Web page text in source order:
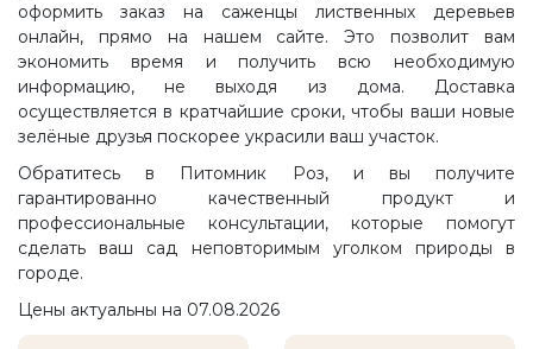
оформить заказ на саженцы лиственных деревьев
онлайн, прямо на нашем сайте. Это позволит вам
экономить время и получить всю необходимую
информацию, не выходя из дома. Доставка
осуществляется в кратчайшие сроки, чтобы ваши новые
зелёные друзья поскорее украсили ваш участок.
Обратитесь в Питомник Роз, и вы получите
гарантированно качественный продукт и
профессиональные консультации, которые помогут
сделать ваш сад неповторимым уголком природы в
городе.
Цены актуальны на 07.08.2026